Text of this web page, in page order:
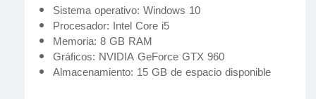
Sistema operativo: Windows 10
Procesador: Intel Core i5
Memoria: 8 GB RAM
Gráficos: NVIDIA GeForce GTX 960
Almacenamiento: 15 GB de espacio disponible